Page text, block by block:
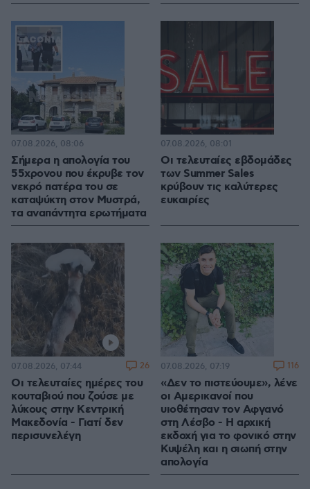
Σήμερα η απολογία του
55χρονου που έκρυβε τον
νεκρό πατέρα του σε
καταψύκτη στον Μυστρά,
τα αναπάντητα ερωτήματα
07.08.2026, 08:06
Οι τελευταίες εβδομάδες
των Summer Sales
κρύβουν τις καλύτερες
ευκαιρίες
07.08.2026, 08:01
Οι τελευταίες ημέρες του
κουταβιού που ζούσε με
λύκους στην Κεντρική
Μακεδονία - Γιατί δεν
περισυνελέγη
07.08.2026, 07:44 26
«Δεν το πιστεύουμε», λένε
οι Αμερικανοί που
υιοθέτησαν τον Αφγανό
στη Λέσβο - Η αρχική
εκδοχή για το φονικό στην
Κυψέλη και η σιωπή στην
απολογία
07.08.2026, 07:19 116